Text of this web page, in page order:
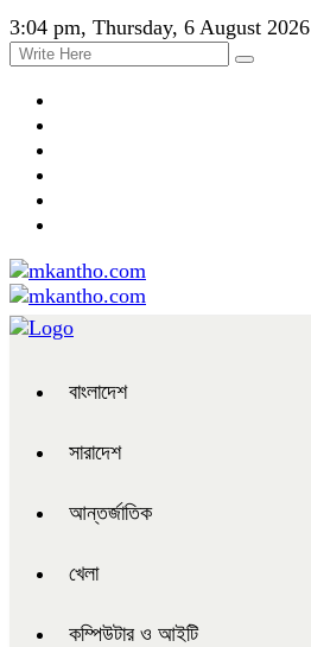
3:04 pm, Thursday, 6 August 2026
বাংলাদেশ
সারাদেশ
আন্তর্জাতিক
খেলা
কম্পিউটার ও আইটি